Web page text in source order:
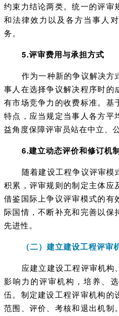
约束力结论两类。统一的评审
和法律效力以及各方当事人
务。
5.评审费用与承担方式
作为一种新的争议解决方
事人在选择争议解决程序时的
有市场竞争力的收费标准。基
特点，应当规定当事人各方平
益角度保障评审员站在中立、
6.建立动态评价和修订机
随着建设工程争议评审模
积累，评审规则的制定主体应
借鉴国际上争议评审模式的有
际国情，不断补充和完善以保
先进性。
（二）建立建设工程评
应建立建设工程评审机构
影响力的评审机构，培养、
伍。制定建设工程评审机构的
范围、评价、考核和退出机制